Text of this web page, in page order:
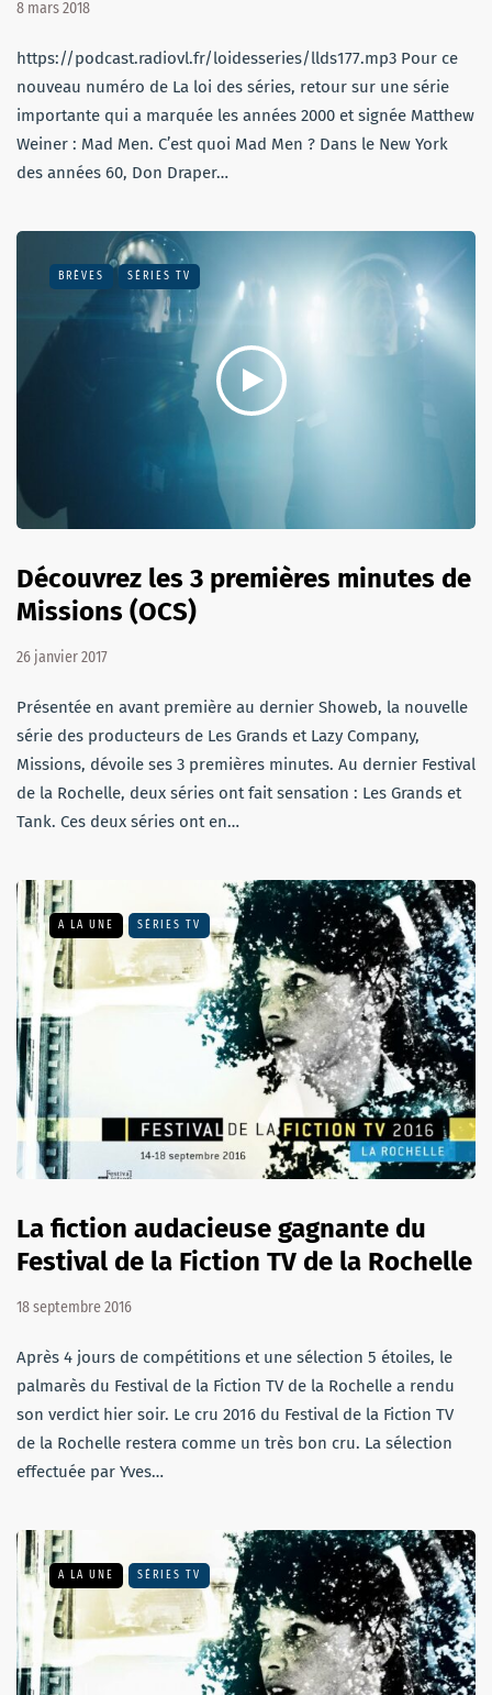
8 mars 2018
https://podcast.radiovl.fr/loidesseries/llds177.mp3 Pour ce
nouveau numéro de La loi des séries, retour sur une série
importante qui a marquée les années 2000 et signée Matthew
Weiner : Mad Men. C’est quoi Mad Men ? Dans le New York
des années 60, Don Draper…
BRÈVES SÉRIES TV
Découvrez les 3 premières minutes de
Missions (OCS)
26 janvier 2017
Présentée en avant première au dernier Showeb, la nouvelle
série des producteurs de Les Grands et Lazy Company,
Missions, dévoile ses 3 premières minutes. Au dernier Festival
de la Rochelle, deux séries ont fait sensation : Les Grands et
Tank. Ces deux séries ont en…
A LA UNE SÉRIES TV
La fiction audacieuse gagnante du
Festival de la Fiction TV de la Rochelle
18 septembre 2016
Après 4 jours de compétitions et une sélection 5 étoiles, le
palmarès du Festival de la Fiction TV de la Rochelle a rendu
son verdict hier soir. Le cru 2016 du Festival de la Fiction TV
de la Rochelle restera comme un très bon cru. La sélection
effectuée par Yves…
A LA UNE SÉRIES TV